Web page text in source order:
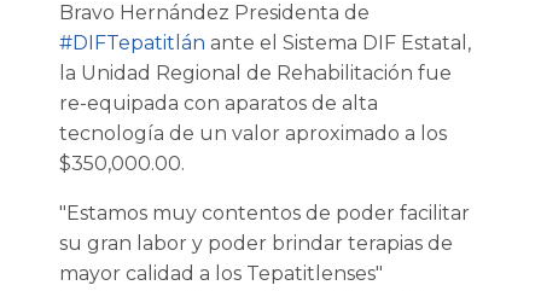
Noticias
Transparencia
Bravo Hernández Presidenta de
#DIFTepatitlán ante el Sistema DIF Estatal,
la Unidad Regional de Rehabilitación fue
re-equipada con aparatos de alta
tecnología de un valor aproximado a los
$350,000.00.
"Estamos muy contentos de poder facilitar
su gran labor y poder brindar terapias de
mayor calidad a los Tepatitlenses"